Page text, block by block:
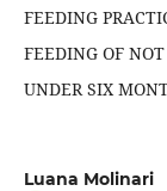
FEEDING
FEEDING OF
UNDER SIX
Luana Molinari